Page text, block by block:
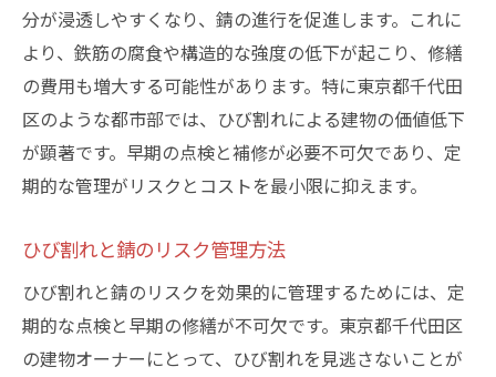
分が浸透しやすくなり、錆の進行を促進します。これに
より、鉄筋の腐食や構造的な強度の低下が起こり、修繕
の費用も増大する可能性があります。特に東京都千代田
区のような都市部では、ひび割れによる建物の価値低下
が顕著です。早期の点検と補修が必要不可欠であり、定
期的な管理がリスクとコストを最小限に抑えます。
ひび割れと錆のリスク管理方法
ひび割れと錆のリスクを効果的に管理するためには、定
期的な点検と早期の修繕が不可欠です。東京都千代田区
の建物オーナーにとって、ひび割れを見逃さないことが